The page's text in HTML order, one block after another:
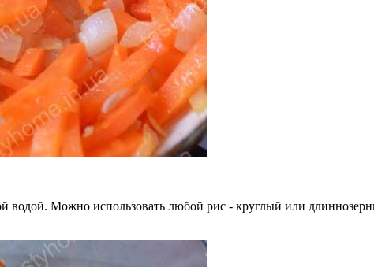
водой. Можно использовать любой рис - круглый или